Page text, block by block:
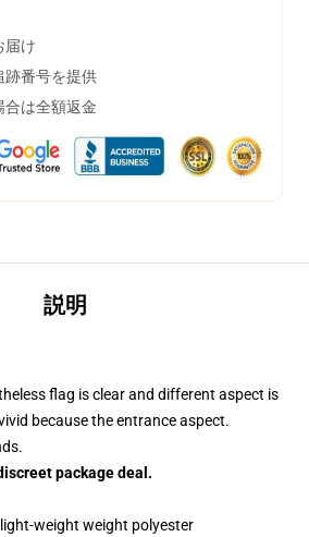
届け
跡番号を提供
合は全額返金
説明
flag is clear and different aspect is
because the entrance aspect.
package deal.
weight weight polyester